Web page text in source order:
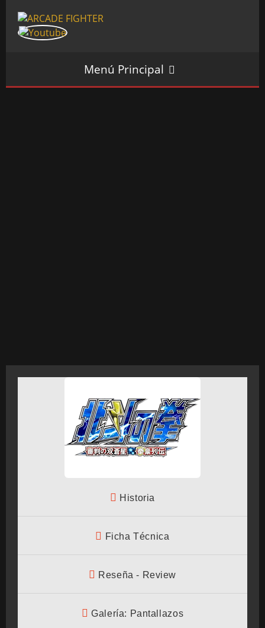
Menú Principal
BONUS STAGE
GUÍA BÁSICA
Historia
Ficha Técnica
Reseña - Review
Galería: Pantallazos